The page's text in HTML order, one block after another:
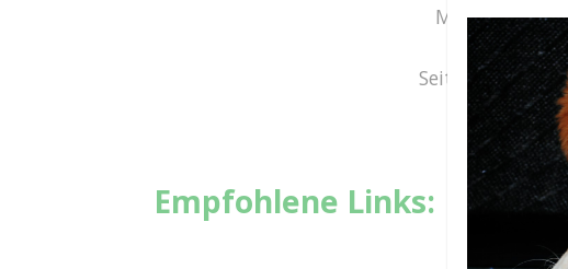
Meine
Seit Oktober
Empfohlene Links: